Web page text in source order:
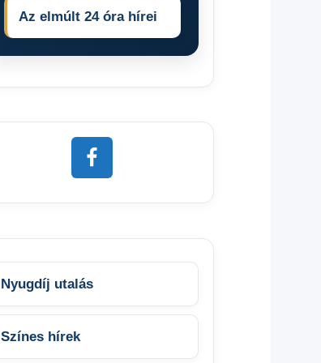
Az elmúlt 24 óra hírei
Nyugdíj utalás
Színes hírek